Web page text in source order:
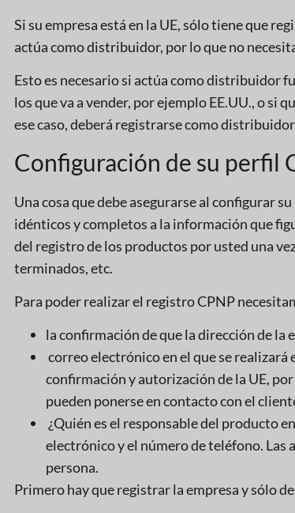
Si su empresa está en la UE, sólo tiene que
actúa como distribuidor, por lo que no
Esto es necesario si actúa como distribuidor
los que va a vender, por ejemplo EE.UU., o si
ese caso, deberá registrarse como
Configuración de su perfil
Una cosa que debe asegurarse al configurar
idénticos y completos a la información que
del registro de los productos por usted una
terminados, etc.
Para poder realizar el registro CPNP
la confirmación de que la dirección de la
correo electrónico en el que se
confirmación y autorización de la UE,
pueden ponerse en contacto con el
¿Quién es el responsable del producto
electrónico y el número de teléfono. Las
persona.
Primero hay que registrar la empresa y sólo